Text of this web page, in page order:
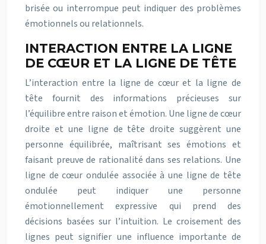
brisée ou interrompue peut indiquer des problèmes
émotionnels ou relationnels.
INTERACTION ENTRE LA LIGNE
DE CŒUR ET LA LIGNE DE TÊTE
L’interaction entre la ligne de cœur et la ligne de
tête fournit des informations précieuses sur
l’équilibre entre raison et émotion. Une ligne de cœur
droite et une ligne de tête droite suggèrent une
personne équilibrée, maîtrisant ses émotions et
faisant preuve de rationalité dans ses relations. Une
ligne de cœur ondulée associée à une ligne de tête
ondulée peut indiquer une personne
émotionnellement expressive qui prend des
décisions basées sur l’intuition. Le croisement des
lignes peut signifier une influence importante de